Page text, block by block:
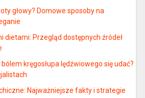
głowy? Domowe sposoby na
dietami: Przegląd dostępnych źródeł
kręgosłupa lędźwiowego się udać?
Najważniejsze fakty i strategie